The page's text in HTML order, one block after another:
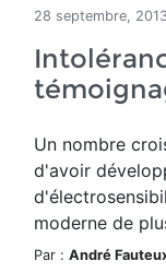
28 septembre,
Un nombre
d'avoir
moderne de
Par : André